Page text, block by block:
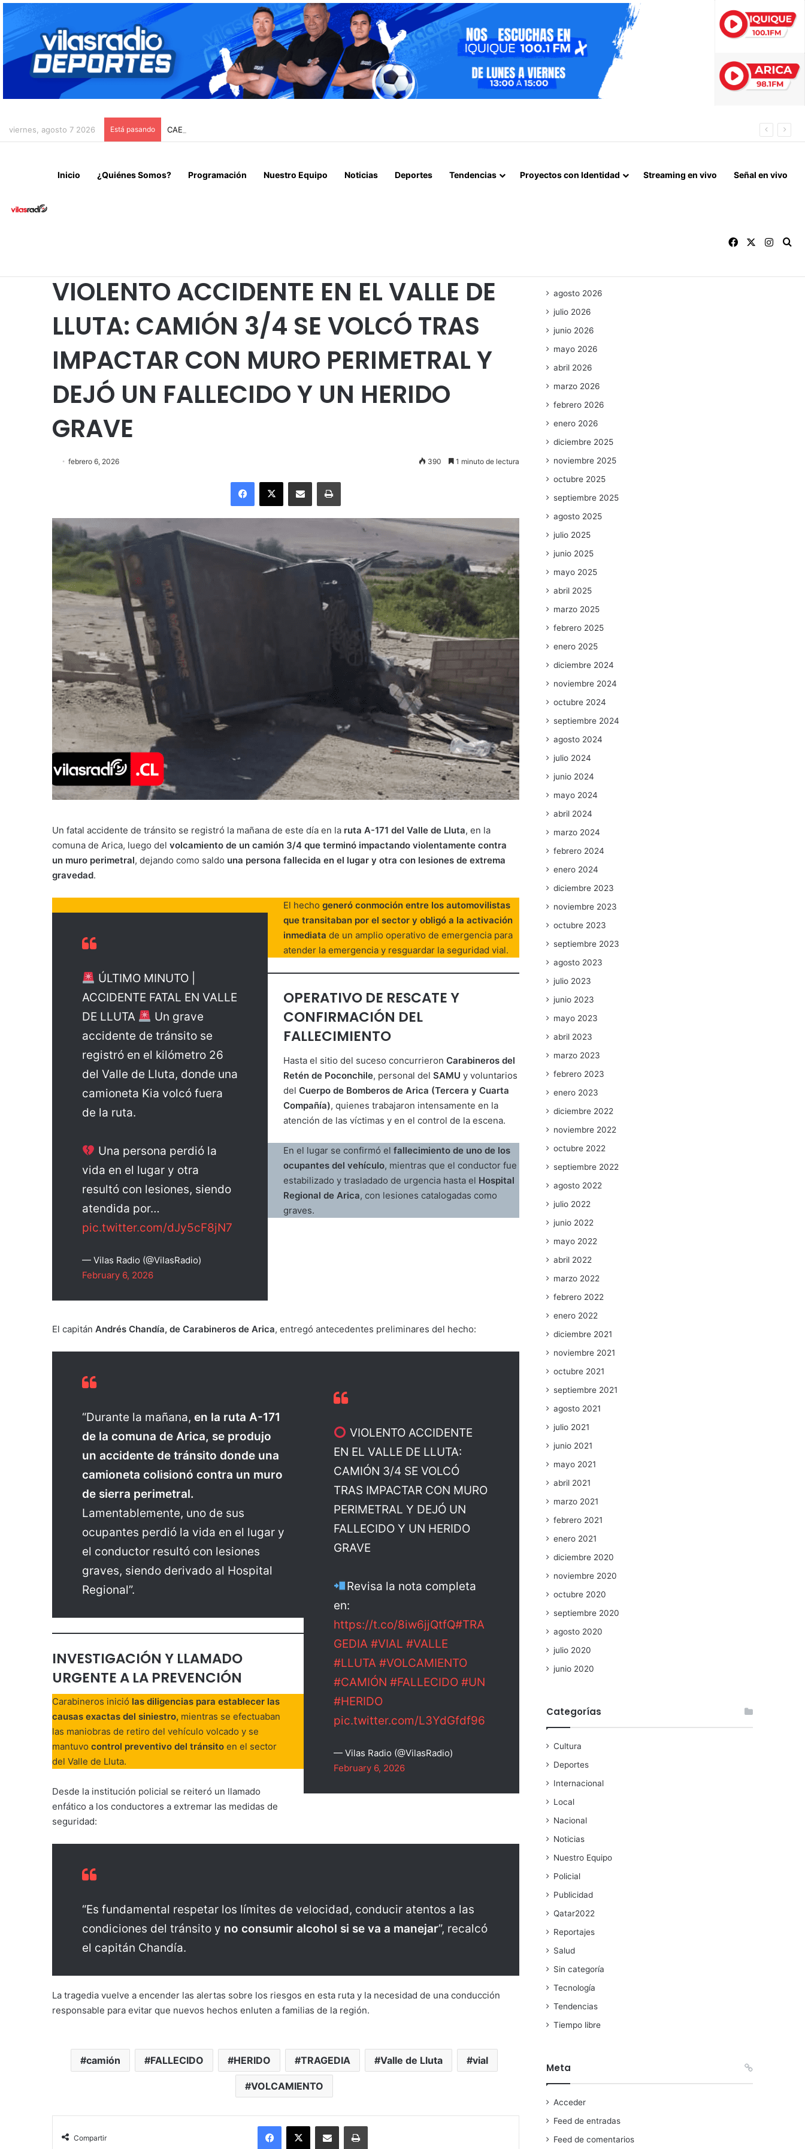
viernes, agosto 7 2026 Está pasando CAEN 10 INTEGRANTES DE BANDA DEDICADA A LA TRATA Y EXPLOTACIÓN SEXUAL DE MENORES EN TARAPACÁ
Inicio ¿Quiénes Somos? Programación Nuestro Equipo Noticias Deportes Tendencias Proyectos con Identidad Streaming en vivo Señal en vivo
Facebook
VIOLENTO ACCIDENTE EN EL VALLE DE
LLUTA: CAMIÓN 3/4 SE VOLCÓ TRAS
IMPACTAR CON MURO PERIMETRAL Y
DEJÓ UN FALLECIDO Y UN HERIDO
GRAVE
febrero 6, 2026 390 1 minuto de lectura
Facebook
X Enviar vía email Imprimir
Un fatal accidente de tránsito se registró la mañana de este día en la ruta A-171 del Valle de Lluta, en la
comuna de Arica, luego del volcamiento de un camión 3/4 que terminó impactando violentamente contra
un muro perimetral, dejando como saldo una persona fallecida en el lugar y otra con lesiones de extrema
gravedad.
ÚLTIMO MINUTO |
ACCIDENTE FATAL EN VALLE
DE LLUTA
Un grave
accidente de tránsito se
registró en el kilómetro 26
del Valle de Lluta, donde una
camioneta Kia volcó fuera
de la ruta.
Una persona perdió la
vida en el lugar y otra
resultó con lesiones, siendo
atendida por…
pic.twitter.com/dJy5cF8jN7
— Vilas Radio (@VilasRadio)
February 6, 2026
El hechogeneró conmoción entre los automovilistas
que transitaban por el sector y obligó a la activación
inmediatade un amplio operativo de emergencia para
atender la emergencia y resguardar la seguridad vial.
OPERATIVO DE RESCATE Y
CONFIRMACIÓN DEL
FALLECIMIENTO
Hasta el sitio del suceso concurrieronCarabineros del
Retén de Poconchile, personal delSAMU y voluntarios
delCuerpo de Bomberos de Arica (Tercera y Cuarta
Compañía), quienes trabajaron intensamente en la
atención de las víctimas y en el control de la escena.
En el lugar se confirmó elfallecimiento de uno de los
ocupantes del vehículo, mientras que el conductor fue
estabilizado y trasladado de urgencia hasta el Hospital
Regional de Arica, con lesiones catalogadas como
graves.
El capitán Andrés Chandía, de Carabineros de Arica, entregó antecedentes preliminares del hecho:
VIOLENTO ACCIDENTE
EN EL VALLE DE LLUTA:
CAMIÓN 3/4 SE VOLCÓ
TRAS IMPACTAR CON MURO
PERIMETRAL Y DEJÓ UN
FALLECIDO Y UN HERIDO
GRAVE
Revisa la nota completa
en:
https://t.co/8iw6jjQtfQ#TRA
GEDIA #VIAL #VALLE
#LLUTA #VOLCAMIENTO
#CAMIÓN #FALLECIDO #UN
#HERIDO
pic.twitter.com/L3YdGfdf96
— Vilas Radio (@VilasRadio)
February 6, 2026
“Durante la mañana, en la ruta A-171
de la comuna de Arica, se produjo
un accidente de tránsito donde una
camioneta colisionó contra un muro
de sierra perimetral.
Lamentablemente, uno de sus
ocupantes perdió la vida en el lugar y
el conductor resultó con lesiones
graves, siendo derivado al Hospital
Regional”.
INVESTIGACIÓN Y LLAMADO
URGENTE A LA PREVENCIÓN
Carabineros inició las diligencias para establecer las
causas exactas del siniestro, mientras se efectuaban
las maniobras de retiro del vehículo volcado y se
mantuvo control preventivo del tránsito en el sector
del Valle de Lluta.
Desde la institución policial se reiteró un llamado
enfático a los conductores a extremar las medidas de
seguridad:
“Es fundamental respetar los límites de velocidad, conducir atentos a las
condiciones del tránsito y no consumir alcohol si se va a manejar”, recalcó
el capitán Chandía.
La tragedia vuelve a encender las alertas sobre los riesgos en esta ruta y la necesidad de una conducción
responsable para evitar que nuevos hechos enluten a familias de la región.
camión FALLECIDO HERIDO TRAGEDIA Valle de Lluta vial
VOLCAMIENTO
Compartir
Facebook
X Enviar vía email Imprimir
agosto 2026
julio 2026
junio 2026
mayo 2026
abril 2026
marzo 2026
febrero 2026
enero 2026
diciembre 2025
noviembre 2025
octubre 2025
septiembre 2025
agosto 2025
julio 2025
junio 2025
mayo 2025
abril 2025
marzo 2025
febrero 2025
enero 2025
diciembre 2024
noviembre 2024
octubre 2024
septiembre 2024
agosto 2024
julio 2024
junio 2024
mayo 2024
abril 2024
marzo 2024
febrero 2024
enero 2024
diciembre 2023
noviembre 2023
octubre 2023
septiembre 2023
agosto 2023
julio 2023
junio 2023
mayo 2023
abril 2023
marzo 2023
febrero 2023
enero 2023
diciembre 2022
noviembre 2022
octubre 2022
septiembre 2022
agosto 2022
julio 2022
junio 2022
mayo 2022
abril 2022
marzo 2022
febrero 2022
enero 2022
diciembre 2021
noviembre 2021
octubre 2021
septiembre 2021
agosto 2021
julio 2021
junio 2021
mayo 2021
abril 2021
marzo 2021
febrero 2021
enero 2021
diciembre 2020
noviembre 2020
octubre 2020
septiembre 2020
agosto 2020
julio 2020
junio 2020
Categorías
Cultura
Deportes
Internacional
Local
Nacional
Noticias
Nuestro Equipo
Policial
Publicidad
Qatar2022
Reportajes
Salud
Sin categoría
Tecnología
Tendencias
Tiempo libre
Meta
Acceder
Feed de entradas
Feed de comentarios